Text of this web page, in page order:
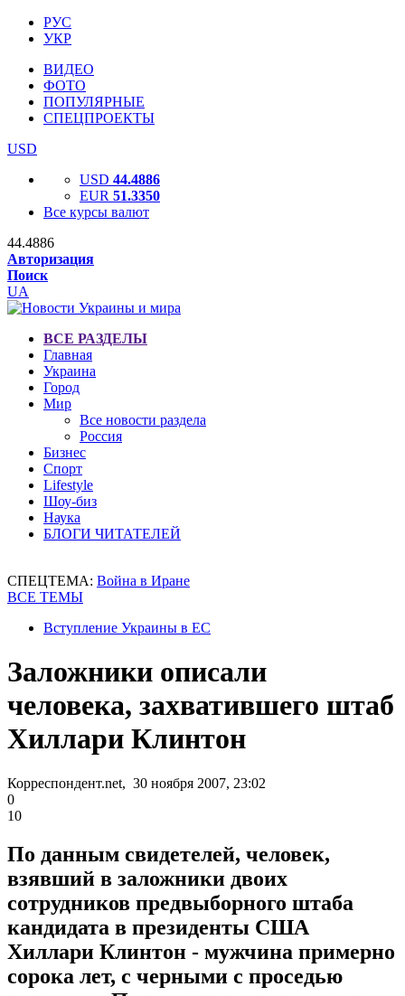
РУС
УКР
ВИДЕО
ФОТО
ПОПУЛЯРНЫЕ
СПЕЦПРОЕКТЫ
USD
USD 44.4886
EUR 51.3350
Все курсы валют
44.4886
Авторизация
Поиск
UA
ВСЕ РАЗДЕЛЫ
Главная
Украина
Город
Мир
Все новости раздела
Россия
Бизнес
Спорт
Lifestyle
Шоу-биз
Наука
БЛОГИ ЧИТАТЕЛЕЙ
СПЕЦТЕМА: Война в Иране
ВСЕ ТЕМЫ
Вступление Украины в ЕС
Заложники описали
человека, захватившего штаб
Хиллари Клинтон
Корреспондент.net, 30 ноября 2007, 23:02
0
10
По данным свидетелей, человек,
взявший в заложники двоих
сотрудников предвыборного штаба
кандидата в президенты США
Хиллари Клинтон - мужчина примерно
сорока лет, с черными с проседью